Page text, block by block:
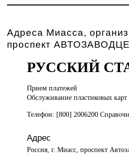
Адреса Миасса,
проспект
РУССКИЙ
Прием платежей
Обслуживание пластиковых карт
Телефон: [800] 2006200
Адрес
Россия, г. Миасс, проспект